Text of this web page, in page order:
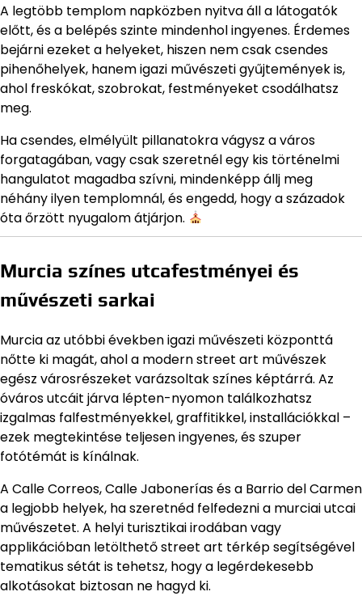
A legtöbb templom napközben nyitva áll a látogatók
előtt, és a belépés szinte mindenhol ingyenes. Érdemes
bejárni ezeket a helyeket, hiszen nem csak csendes
pihenőhelyek, hanem igazi művészeti gyűjtemények is,
ahol freskókat, szobrokat, festményeket csodálhatsz
meg.
Ha csendes, elmélyült pillanatokra vágysz a város
forgatagában, vagy csak szeretnél egy kis történelmi
hangulatot magadba szívni, mindenképp állj meg
néhány ilyen templomnál, és engedd, hogy a századok
óta őrzött nyugalom átjárjon.
Murcia színes utcafestményei és
művészeti sarkai
Murcia az utóbbi években igazi művészeti központtá
nőtte ki magát, ahol a modern street art művészek
egész városrészeket varázsoltak színes képtárrá. Az
óváros utcáit járva lépten-nyomon találkozhatsz
izgalmas falfestményekkel, graffitikkel, installációkkal –
ezek megtekintése teljesen ingyenes, és szuper
fotótémát is kínálnak.
A Calle Correos, Calle Jabonerías és a Barrio del Carmen
a legjobb helyek, ha szeretnéd felfedezni a murciai utcai
művészetet. A helyi turisztikai irodában vagy
applikációban letölthető street art térkép segítségével
tematikus sétát is tehetsz, hogy a legérdekesebb
alkotásokat biztosan ne hagyd ki.